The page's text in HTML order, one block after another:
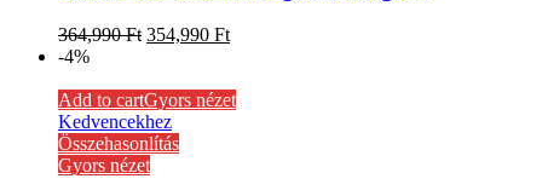
364,990Ft 354,990 Ft
-4%
Add to cartGyors nézet
Kedvencekhez
Összehasonlítás
Gyors nézet